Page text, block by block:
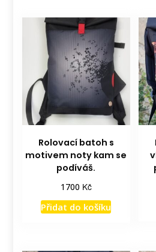
Rolovací batoh s
motivem noty kam se
podíváš.
1700 Kč
Přidat do košíku